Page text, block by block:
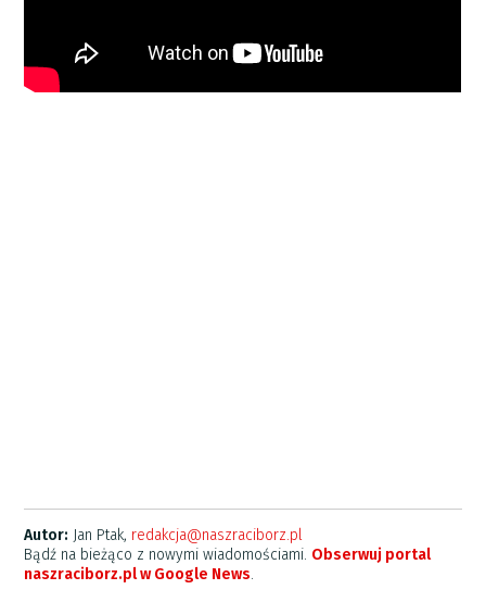
Autor: Jan Ptak, redakcja@naszraciborz.pl
Bądź na bieżąco z nowymi wiadomościami. Obserwuj portal
naszraciborz.pl w Google News.